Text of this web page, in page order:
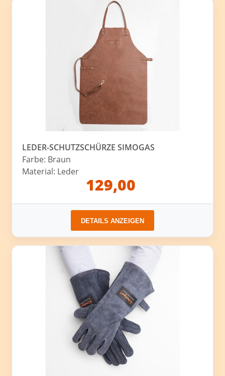
LEDER-SCHUTZSCHÜRZE SIMOGAS
Farbe: Braun
Material: Leder
129,00
DETAILS ANZEIGEN